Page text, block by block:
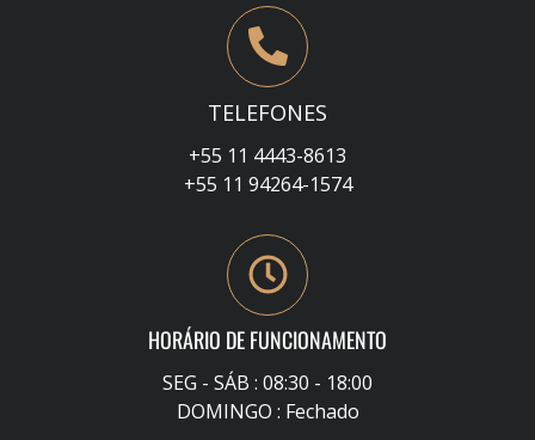
TELEFONES
+55 11 4443-8613
+55 11 94264-1574
HORÁRIO DE FUNCIONAMENTO
SEG - SÁB : 08:30 - 18:00
DOMINGO : Fechado